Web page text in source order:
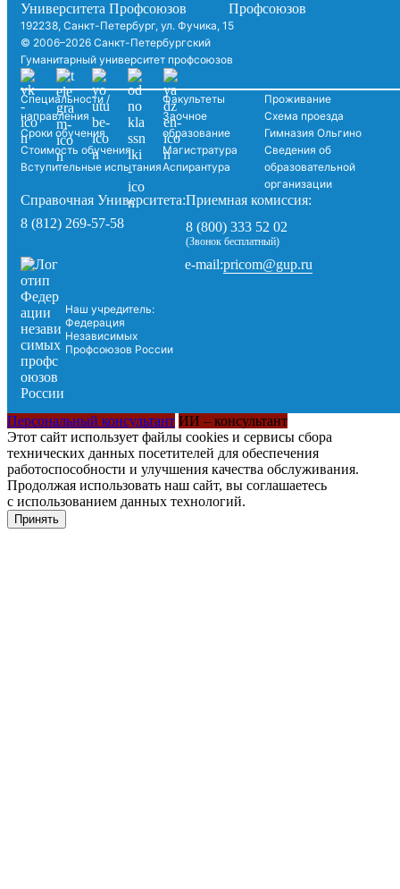
192238, Санкт-Петербург, ул. Фучика, 15
© 2006–2026 Санкт-Петербургский
Гуманитарный университет профсоюзов
Специальности /
направления
Сроки обучения
Стоимость обучения
Вступительные испытания
Факультеты
Заочное
образование
Магистратура
Аспирантура
Проживание
Схема проезда
Гимназия Ольгино
Сведения об
образовательной
организации
Справочная Университета:
8 (812) 269-57-58
Приемная комиссия:
8 (800) 333 52 02
(Звонок бесплатный)
Наш учредитель:
Федерация
Независимых
Профсоюзов России
e-mail:pricom@gup.ru
Персональный консультант ИИ – консультант
Этот сайт использует файлы cookies и сервисы сбора
технических данных посетителей для обеспечения
работоспособности и улучшения качества обслуживания.
Продолжая использовать наш сайт, вы соглашаетесь
с использованием данных технологий.
Принять